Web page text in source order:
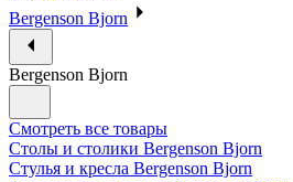
Bergenson Bjorn
Bergenson Bjorn
Смотреть все товары
Столы и столики Bergenson Bjorn
Стулья и кресла Bergenson Bjorn